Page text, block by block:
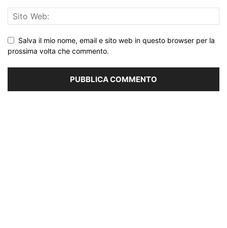
Salva il mio nome, email e sito web in questo browser per la
prossima volta che commento.